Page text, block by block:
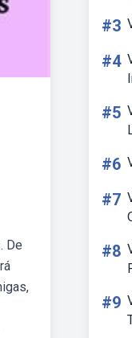
De
#3
#4
#5
#6
#7
#8
#9